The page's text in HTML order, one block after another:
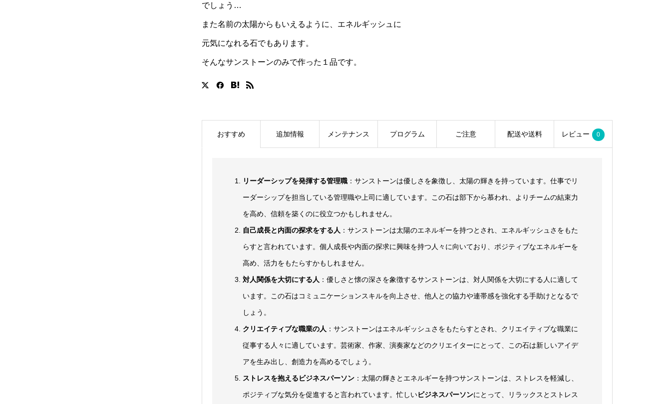
でしょう…
また名前の太陽からもいえるように、エネルギッシュに
元気になれる石でもあります。
そんなサンストーンのみで作った１品です。
おすすめ 追加情報 メンテナンス プログラム ご注意 配送や送料 レビュー 0
リーダーシップを発揮する管理職 ：サンストーンは優しさを象徴し、太陽の輝きを持っています。仕事でリ
ーダーシップを担当している管理職や上司に適しています。この石は部下から慕われ、よりチームの結束力
を高め、信頼を築くのに役立つかもしれません。
自己成長と内面の探求をする人 ：サンストーンは太陽のエネルギーを持つとされ、エネルギッシュさをもた
らすと言われています。個人成長や内面の探求に興味を持つ人々に向いており、ポジティブなエネルギーを
高め、活力をもたらすかもしれません。
対人関係を大切にする人 ：優しさと懐の深さを象徴するサンストーンは、対人関係を大切にする人に適して
います。この石はコミュニケーションスキルを向上させ、他人との協力や連帯感を強化する手助けとなるで
しょう。
クリエイティブな職業の人 ：サンストーンはエネルギッシュさをもたらすとされ、クリエイティブな職業に
従事する人々に適しています。芸術家、作家、演奏家などのクリエイターにとって、この石は新しいアイデ
アを生み出し、創造力を高めるでしょう。
ストレスを抱えるビジネスパーソン ：太陽の輝きとエネルギーを持つサンストーンは、ストレスを軽減し、
ポジティブな気分を促進すると言われています。忙しいビジネスパーソンにとって、リラックスとストレス